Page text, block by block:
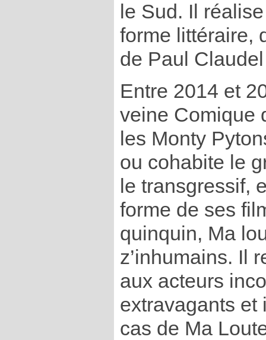
le Sud. Il
forme littéraire,
de Paul
Entre 2014 et
veine Comique
les Monty
ou cohabite le
le transgressif,
forme de ses
quinquin, Ma
z’inhumains. Il
aux acteurs
extravagants et
cas de Ma